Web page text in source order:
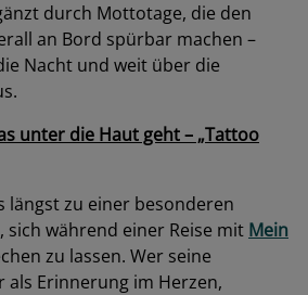
durch Mottotage, die den
an Bord spürbar machen –
Nacht und weit über die
unter die Haut geht – „Tattoo
längst zu einer besonderen
während einer Reise mit Mein
zu lassen. Wer seine
Erinnerung im Herzen,